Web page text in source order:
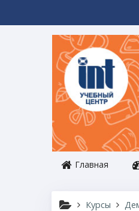
Главная
Курсы